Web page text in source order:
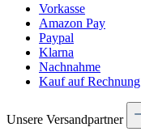
Vorkasse
Amazon Pay
Paypal
Klarna
Nachnahme
Kauf auf Rechnung
Unsere Versandpartner